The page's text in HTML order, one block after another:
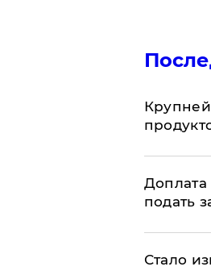
подать
Стало